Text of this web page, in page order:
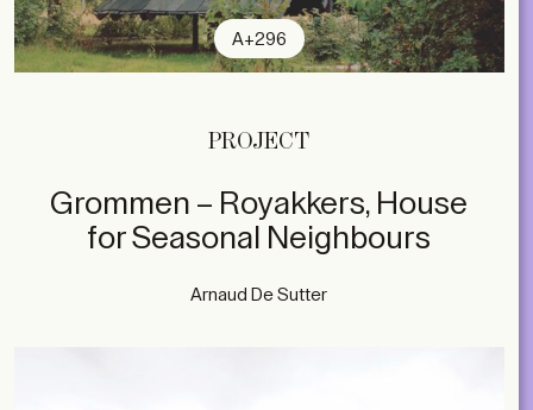
A+296
PROJECT
Grommen – Royakkers, House
for Seasonal Neighbours
Arnaud De Sutter